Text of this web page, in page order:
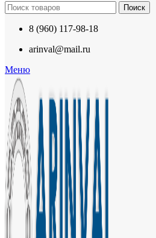
Поиск
8 (960) 117-98-18
arinval@mail.ru
Меню